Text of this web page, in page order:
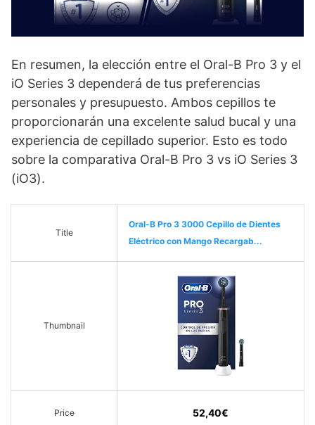
En resumen, la elección entre el Oral-B Pro 3 y el
iO Series 3 dependerá de tus preferencias
personales y presupuesto. Ambos cepillos te
proporcionarán una excelente salud bucal y una
experiencia de cepillado superior. Esto es todo
sobre la comparativa Oral-B Pro 3 vs iO Series 3
(iO3).
Title
Oral-B Pro 3 3000 Cepillo de Dientes
Eléctrico con Mango Recargab...
Thumbnail
Price 52,40€